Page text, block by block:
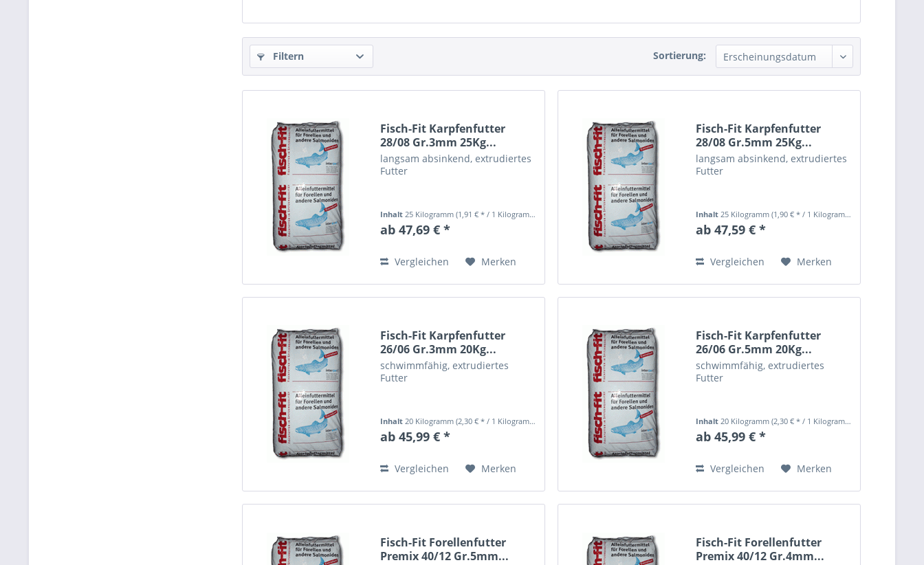
Filtern Sortierung:
Fisch-Fit Karpfenfutter
28/08 Gr.3mm 25Kg...
langsam absinkend, extrudiertes
Futter
Inhalt 25 Kilogramm(1,91 € * / 1 Kilogramm)
ab 47,69 € *
Vergleichen Merken
Fisch-Fit Karpfenfutter
28/08 Gr.5mm 25Kg...
langsam absinkend, extrudiertes
Futter
Inhalt 25 Kilogramm(1,90 € * / 1 Kilogramm)
ab 47,59 € *
Vergleichen Merken
Fisch-Fit Karpfenfutter
26/06 Gr.3mm 20Kg...
schwimmfähig, extrudiertes
Futter
Inhalt 20 Kilogramm(2,30 € * / 1 Kilogramm)
ab 45,99 € *
Vergleichen Merken
Fisch-Fit Karpfenfutter
26/06 Gr.5mm 20Kg...
schwimmfähig, extrudiertes
Futter
Inhalt 20 Kilogramm(2,30 € * / 1 Kilogramm)
ab 45,99 € *
Vergleichen Merken
Fisch-Fit Forellenfutter
Premix 40/12 Gr.5mm...
Fisch-Fit Forellenfutter
Premix 40/12 Gr.4mm...